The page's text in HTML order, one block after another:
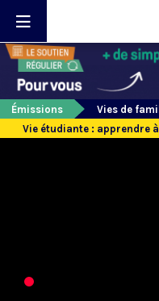
Émissions
Vies de
Vie étudiante : apprendre